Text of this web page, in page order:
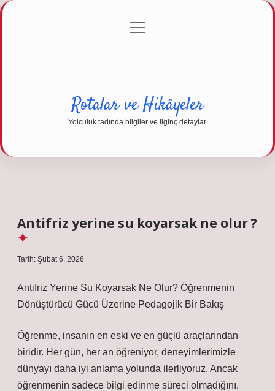
Gizlilik Politikası
menüyü
Rotalar ve Hikâyeler
Yolculuk tadında bilgiler ve ilginç detaylar.
Antifriz yerine su koyarsak ne olur ?
Tarih: Şubat 6, 2026
Antifriz Yerine Su Koyarsak Ne Olur? Öğrenmenin
Dönüştürücü Gücü Üzerine Pedagojik Bir Bakış
Öğrenme, insanın en eski ve en güçlü araçlarından
biridir. Her gün, her an öğreniyor, deneyimlerimizle
dünyayı daha iyi anlama yolunda ilerliyoruz. Ancak
öğrenmenin sadece bilgi edinme süreci olmadığını,